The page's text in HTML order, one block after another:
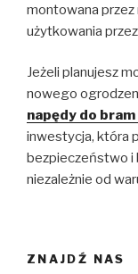
montowana
użytkowania
Jeżeli planujesz
nowego
napędy do bram
inwestycja, która
bezpieczeństwo i
niezależnie od
ZNAJDŹ NAS